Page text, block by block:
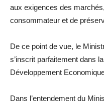
aux exigences des
consommateur et de
De ce point de vue, le
s’inscrit parfaitement dans
Développement
Dans l’entendement du